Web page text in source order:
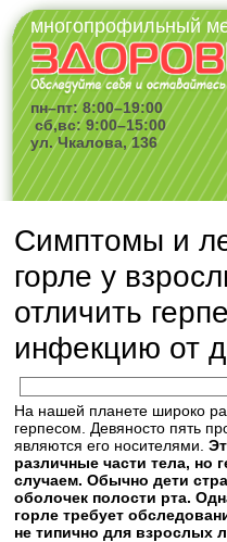
многопрофильный
пн–пт: 8:00–19:00
сб,вс: 9:00–15:00
ул. Чкалова, 136
Симптомы и
горле у
отличить
инфекцию от
На нашей планете широко
герпесом. Девяносто пять
являются его носителями.
различные части тела, но
случаем. Обычно дети
оболочек полости рта.
горле требует
не типично для взрослых